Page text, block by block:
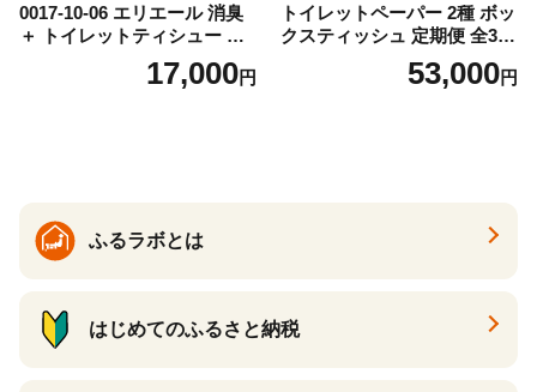
0017-10-06 エリエール 消臭
＋ トイレットティシュー し
っかり香るフレッシュクリア
の香り ダブル 12ロール×6パ
17,000円
トイレットペーパー 2種 ボッ
クスティッシュ 定期便 全3
回 日本製 まとめ買い 防災
常備品 日用雑貨 消耗品 生活
53,000円
ふるラボとは
はじめてのふるさと納税